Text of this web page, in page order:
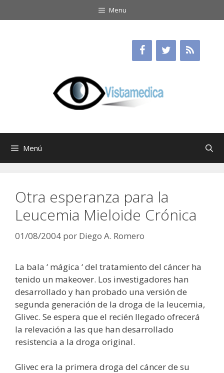
al
Menu
Menú
Otra esperanza para la
Leucemia Mieloide Crónica
01/08/2004 por Diego A. Romero
La bala ‘ mágica ‘ del tratamiento del cáncer ha
tenido un makeover. Los investigadores han
desarrollado y han probado una versión de
segunda generación de la droga de la leucemia,
Glivec. Se espera que el recién llegado ofrecerá
la relevación a las que han desarrollado
resistencia a la droga original.
Glivec era la primera droga del cáncer de su